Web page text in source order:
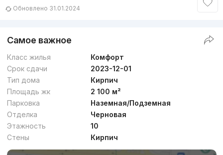
Обновлено 31.01.2024
Самое важное
Класс жилья
Комфорт
Срок сдачи
2023-12-01
Тип дома
Кирпич
Площадь жк
2 100 м²
Парковка
Наземная/Подземная
Отделка
Черновая
Этажность
10
Стены
Кирпич